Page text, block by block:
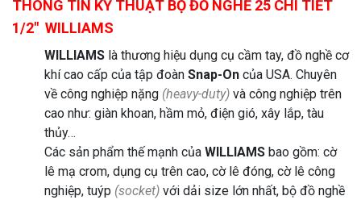
THÔNG TIN KỸ THUẬT BỘ ĐỒ NGHỀ 25 CHI TIẾT
1/2″ WILLIAMS
WILLIAMS là thương hiệu dụng cụ cầm tay, đồ nghề cơ
khí cao cấp của tập đoàn Snap-On của USA. Chuyên
về công nghiệp nặng (heavy-duty) và công nghiệp trên
cao như: giàn khoan, hầm mỏ, điện gió, xây lắp, tàu
thủy…
Các sản phẩm thế mạnh của WILLIAMS bao gồm: cờ
lê mạ crom, dụng cụ trên cao, cờ lê đóng, cờ lê công
nghiệp, tuýp (socket) với dải size lớn nhất, bộ đồ nghề